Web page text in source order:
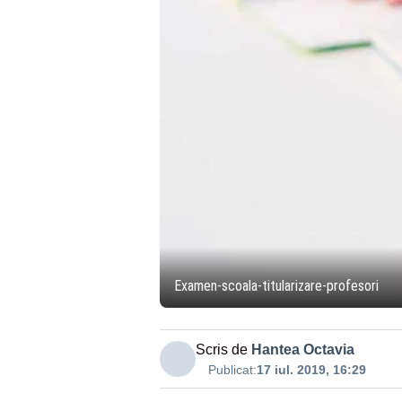
Examen-scoala-titularizare-profesori
Scris de Hantea Octavia
Publicat:17 iul. 2019, 16:29